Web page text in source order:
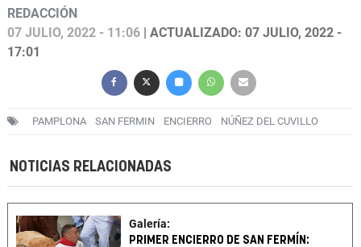
REDACCIÓN
07 JULIO, 2022 - 11:06 | ACTUALIZADO: 07 JULIO, 2022 -
17:01
PAMPLONA SAN FERMIN ENCIERRO NÚÑEZ DEL CUVILLO
NOTICIAS RELACIONADAS
Galería:
PRIMER ENCIERRO DE SAN FERMÍN: